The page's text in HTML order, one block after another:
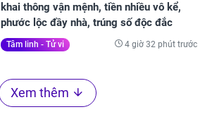
khai thông vận mệnh, tiền nhiều vô kể,
phước lộc đầy nhà, trúng số độc đắc
Tâm linh - Tử vi 4 giờ 32 phút trước
Xem thêm